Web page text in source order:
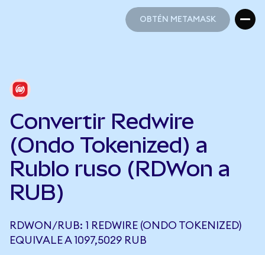
OBTÉN METAMASK
Convertir Redwire
(Ondo Tokenized) a
Rublo ruso (RDWon a
RUB)
RDWON/RUB: 1 REDWIRE (ONDO TOKENIZED)
EQUIVALE A 1097,5029 RUB